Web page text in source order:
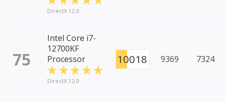
DirectX 12.0
75
Intel Core i7-
12700KF
Processor
DirectX 12.0
10018 9369 7324